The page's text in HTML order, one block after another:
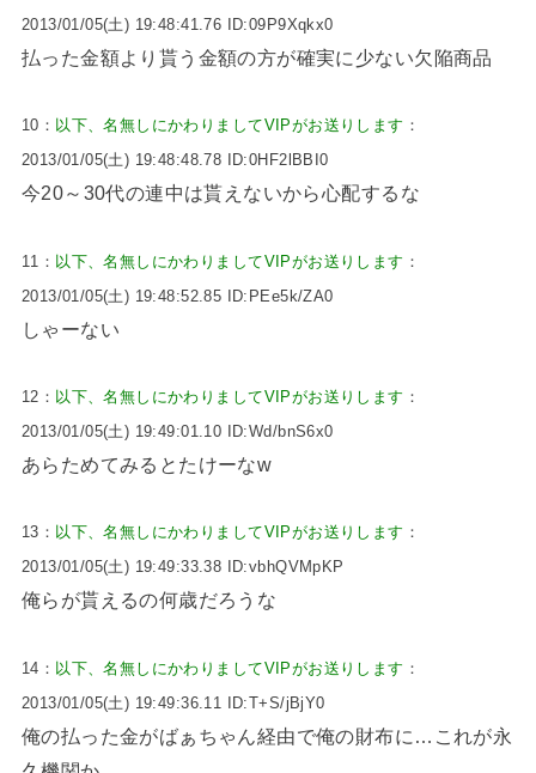
2013/01/05(土) 19:48:41.76 ID:09P9Xqkx0
払った金額より貰う金額の方が確実に少ない欠陥商品
10： 以下、名無しにかわりましてVIPがお送りします ：
2013/01/05(土) 19:48:48.78 ID:0HF2lBBI0
今20～30代の連中は貰えないから心配するな
11： 以下、名無しにかわりましてVIPがお送りします ：
2013/01/05(土) 19:48:52.85 ID:PEe5k/ZA0
しゃーない
12： 以下、名無しにかわりましてVIPがお送りします ：
2013/01/05(土) 19:49:01.10 ID:Wd/bnS6x0
あらためてみるとたけーなw
13： 以下、名無しにかわりましてVIPがお送りします ：
2013/01/05(土) 19:49:33.38 ID:vbhQVMpKP
俺らが貰えるの何歳だろうな
14： 以下、名無しにかわりましてVIPがお送りします ：
2013/01/05(土) 19:49:36.11 ID:T+S/jBjY0
俺の払った金がばぁちゃん経由で俺の財布に…これが永